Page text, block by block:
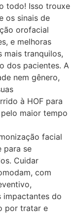
todo! Isso trouxe
os sinais de
orofacial
e melhoras
mais tranquilos,
dos pacientes. A
nem gênero,
à HOF para
maior tempo
facial
para se
Cuidar
com
impactantes do
por tratar e